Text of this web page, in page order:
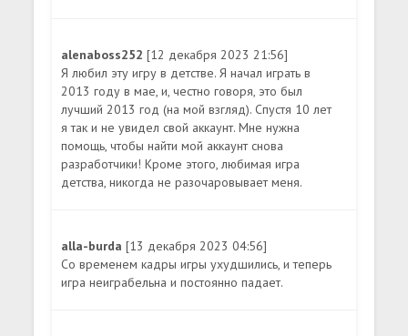
alenaboss252[12 декабря 2023 21:56]
Я любил эту игру в детстве. Я начал играть в
2013 году в мае, и, честно говоря, это был
лучший 2013 год (на мой взгляд). Спустя 10 лет
я так и не увидел свой аккаунт. Мне нужна
помощь, чтобы найти мой аккаунт снова
разработчики! Кроме этого, любимая игра
детства, никогда не разочаровывает меня.
alla-burda[13 декабря 2023 04:56]
Со временем кадры игры ухудшились, и теперь
игра неиграбельна и постоянно падает.